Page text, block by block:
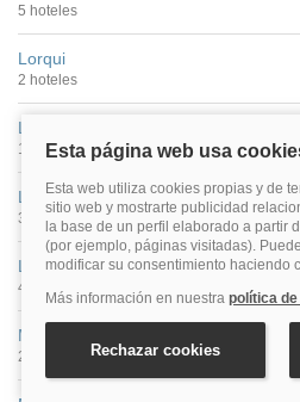
5 hoteles
Lorqui
2 hoteles
Los Alcázares
12 hoteles
Los Baños
3 hoteles
Los Belones
4 hoteles
Mar De Cristal
2 hoteles